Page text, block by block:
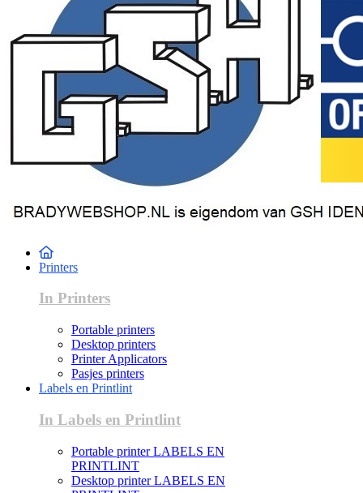
Printers
In Printers
Portable printers
Desktop printers
Printer Applicators
Pasjes printers
Labels en Printlint
In Labels en Printlint
Portable printer LABELS EN
PRINTLINT
Desktop printer LABELS EN